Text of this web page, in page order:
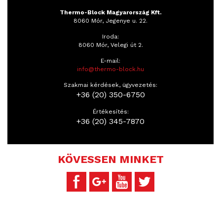
Thermo-Block Magyarország Kft.
8060 Mór, Jegenye u. 22.
Iroda:
8060 Mór, Velegi út 2.
E-mail:
info@thermo-block.hu
Szakmai kérdések, ügyvezetés:
+36 (20) 350-6750
Értékesítés:
+36 (20) 345-7870
KÖVESSEN MINKET